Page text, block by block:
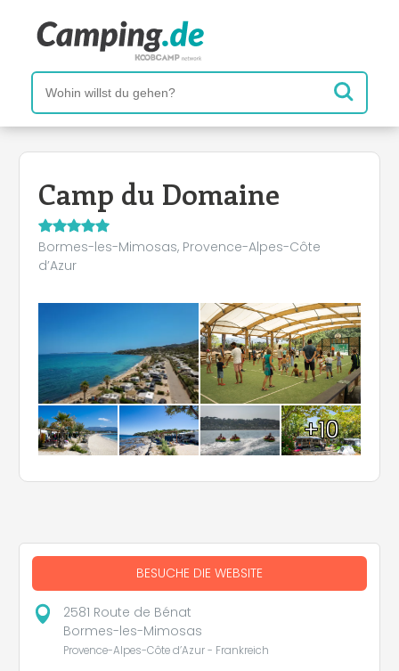
Camp du Domaine
Bormes-les-Mimosas, Provence-Alpes-Côte
d’Azur
+10
BESUCHE DIE WEBSITE
2581 Route de Bénat
Bormes-les-Mimosas
Provence-Alpes-Côte d’Azur - Frankreich